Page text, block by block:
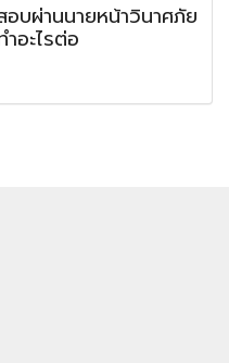
บผ่านนายหน้าวินาศภัย
อะไรต่อ